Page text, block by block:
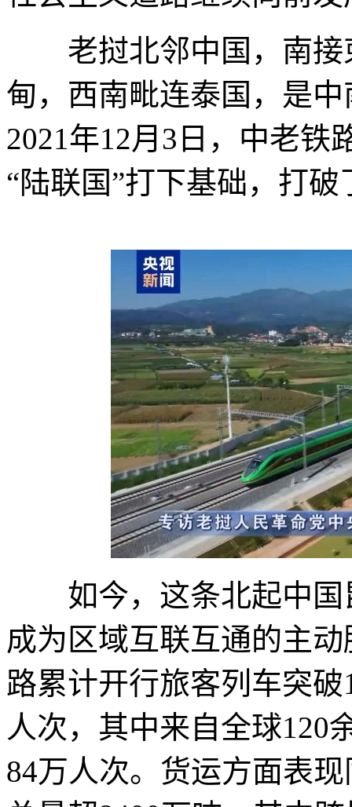
老挝北邻中国，南接
甸，西南毗连泰国，是
2021年12月3日，中老铁
“陆联国”打下基础，打
如今，这条北起中国
成为区域互联互通的主
路累计开行旅客列车突
人次，其中来自全球120
84万人次。货运方面表